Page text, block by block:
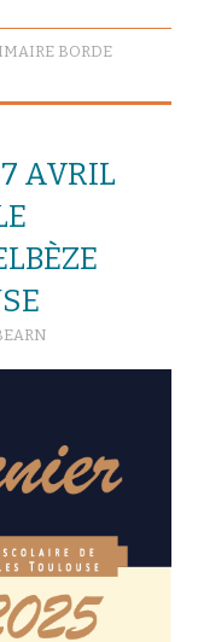
BORDE
AVRIL